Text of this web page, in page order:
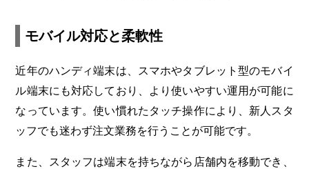
モバイル対応と柔軟性
近年のハンディ端末は、スマホやタブレット型のモバイ
ル端末にも対応しており、より使いやすい運用が可能に
なっています。使い慣れたタッチ操作により、新人スタ
ッフでも迷わず注文業務を行うことが可能です。
また、スタッフは端末を持ちながら店舗内を移動でき、